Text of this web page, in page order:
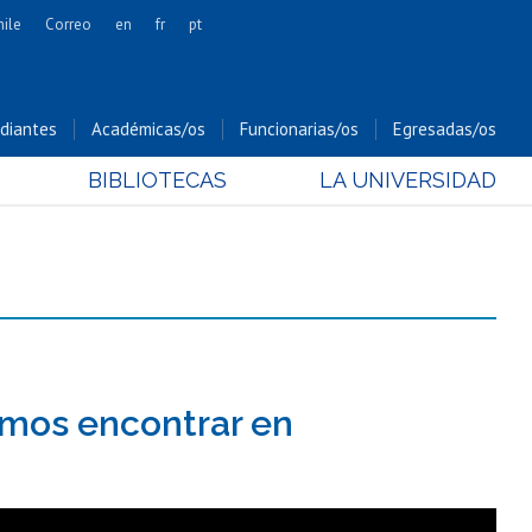
Cs. Forestales y Conservación
Cs. Sociales
Bachillerato
Correo en fr pt
Académicas/os Funcionarias/os Egresadas/os
BIBLIOTECAS LA UNIVERSIDAD
encontrar en